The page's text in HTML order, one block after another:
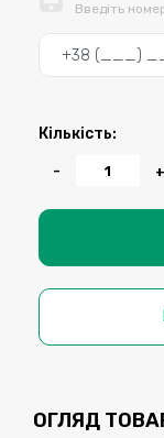
Введіть
Кількість:
- +
ОГЛЯД